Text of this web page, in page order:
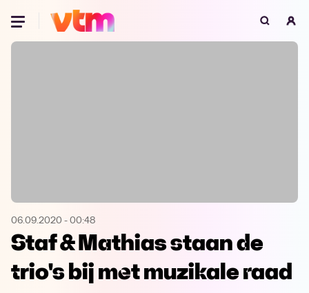
Oeps, browser niet ondersteund
Microsoft Edge Download
Opera Download
06.09.2020 - 00:48
Staf & Mathias staan de
trio's bij met muzikale raad